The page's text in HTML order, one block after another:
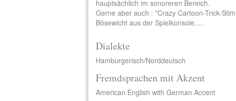
hauptsächlich im sonoreren Bereich.
Gerne aber auch : "Crazy Cartoon-Trick-
Bösewicht aus der Spielkonsole.....
Dialekte
Hamburgerisch/Norddeutsch
Fremdsprachen mit Akzent
American English with German Accent